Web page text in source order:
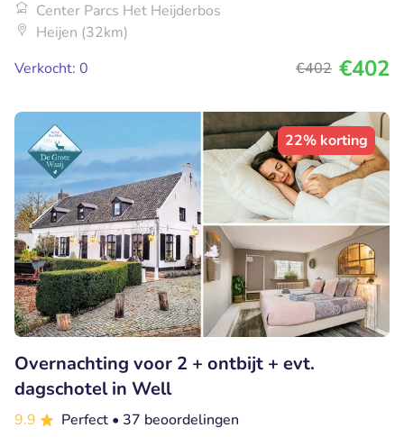
Center Parcs Het Heijderbos
Heijen (32km)
Verkocht: 0
€402 €402
22% korting
Overnachting voor 2 + ontbijt + evt.
dagschotel in Well
9.9 Perfect • 37 beoordelingen